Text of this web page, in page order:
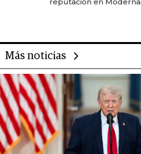
Más noticias